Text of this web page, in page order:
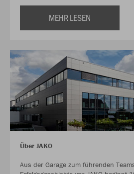
MEHR LESEN
Über JAKO
Aus der Garage zum führenden